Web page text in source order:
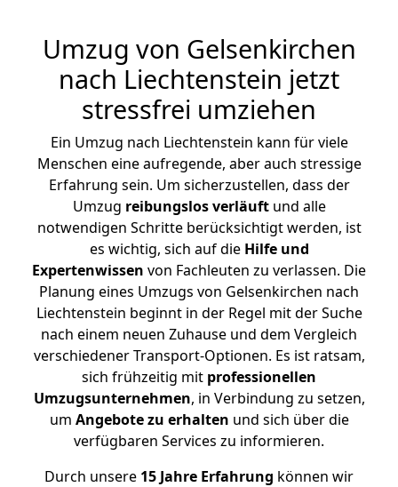
Umzug von Gelsenkirchen
nach Liechtenstein jetzt
stressfrei umziehen
Ein Umzug nach Liechtenstein kann für viele
Menschen eine aufregende, aber auch stressige
Erfahrung sein. Um sicherzustellen, dass der
Umzug reibungslos verläuftund alle
notwendigen Schritte berücksichtigt werden, ist
es wichtig, sich auf die Hilfe und
Expertenwissen von Fachleuten zu verlassen. Die
Planung eines Umzugs von Gelsenkirchen nach
Liechtenstein beginnt in der Regel mit der Suche
nach einem neuen Zuhause und dem Vergleich
verschiedener Transport-Optionen. Es ist ratsam,
sich frühzeitig mit professionellen
Umzugsunternehmen, in Verbindung zu setzen,
um Angebote zu erhalten und sich über die
verfügbaren Services zu informieren.
Durch unsere 15 Jahre Erfahrung können wir